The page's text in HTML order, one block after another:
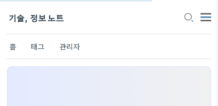
기술, 정보 노트
홈 태그 관리자